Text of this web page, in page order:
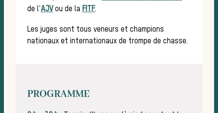
de l’AJV ou de la FITF.
Les juges sont tous veneurs et champions
nationaux et internationaux de trompe de chasse.
PROGRAMME